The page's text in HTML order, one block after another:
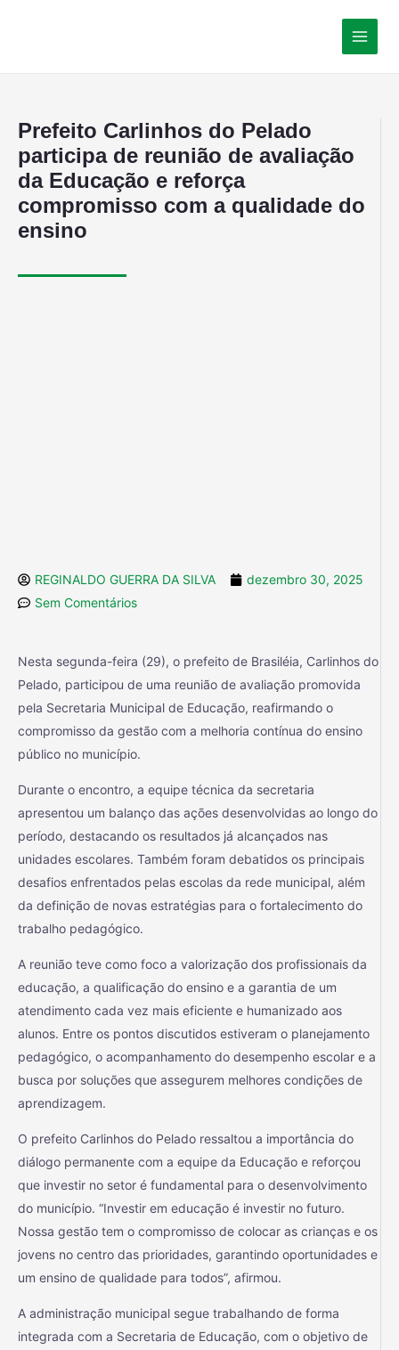
Prefeito Carlinhos do Pelado
participa de reunião de avaliação
da Educação e reforça
compromisso com a qualidade do
ensino
REGINALDO GUERRA DA SILVA
dezembro 30, 2025
Sem Comentários
Nesta segunda-feira (29), o prefeito de Brasiléia, Carlinhos do
Pelado, participou de uma reunião de avaliação promovida
pela Secretaria Municipal de Educação, reafirmando o
compromisso da gestão com a melhoria contínua do ensino
público no município.
Durante o encontro, a equipe técnica da secretaria
apresentou um balanço das ações desenvolvidas ao longo do
período, destacando os resultados já alcançados nas
unidades escolares. Também foram debatidos os principais
desafios enfrentados pelas escolas da rede municipal, além
da definição de novas estratégias para o fortalecimento do
trabalho pedagógico.
A reunião teve como foco a valorização dos profissionais da
educação, a qualificação do ensino e a garantia de um
atendimento cada vez mais eficiente e humanizado aos
alunos. Entre os pontos discutidos estiveram o planejamento
pedagógico, o acompanhamento do desempenho escolar e a
busca por soluções que assegurem melhores condições de
aprendizagem.
O prefeito Carlinhos do Pelado ressaltou a importância do
diálogo permanente com a equipe da Educação e reforçou
que investir no setor é fundamental para o desenvolvimento
do município. “Investir em educação é investir no futuro.
Nossa gestão tem o compromisso de colocar as crianças e os
jovens no centro das prioridades, garantindo oportunidades e
um ensino de qualidade para todos”, afirmou.
A administração municipal segue trabalhando de forma
integrada com a Secretaria de Educação, com o objetivo de